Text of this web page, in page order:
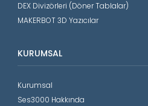
DEX Divizörleri (Döner Tablalar)
MAKERBOT 3D Yazıcılar
KURUMSAL
Kurumsal
Ses3000 Hakkında